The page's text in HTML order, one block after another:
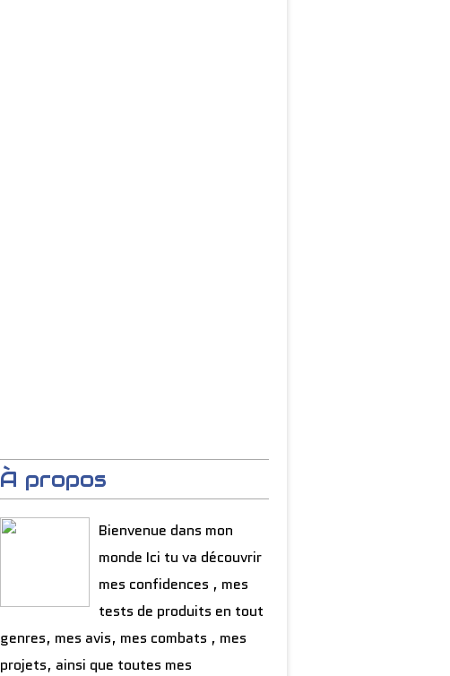
À propos
Bienvenue dans mon
monde Ici tu va découvrir
mes confidences , mes
tests de produits en tout
genres, mes avis, mes combats , mes
projets, ainsi que toutes mes